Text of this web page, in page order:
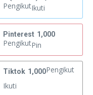
PengikutIkuti
Pinterest 1,000
PengikutPin
Tiktok 1,000Pengikut
Ikuti